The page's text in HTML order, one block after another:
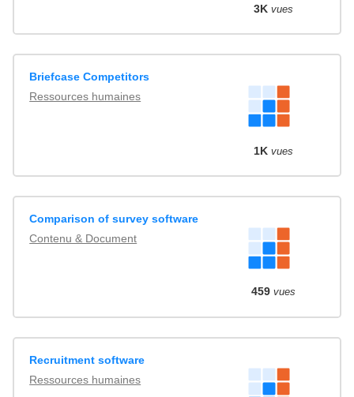
3K vues
Briefcase Competitors
Ressources humaines
1K vues
Comparison of survey software
Contenu & Document
459 vues
Recruitment software
Ressources humaines